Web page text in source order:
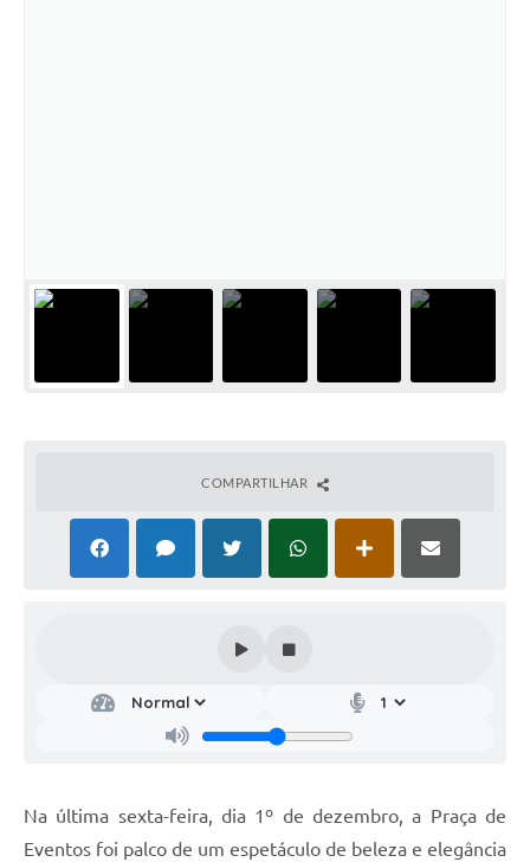
COMPARTILHAR
Na última sexta-feira, dia 1º de dezembro, a Praça de
Eventos foi palco de um espetáculo de beleza e elegância